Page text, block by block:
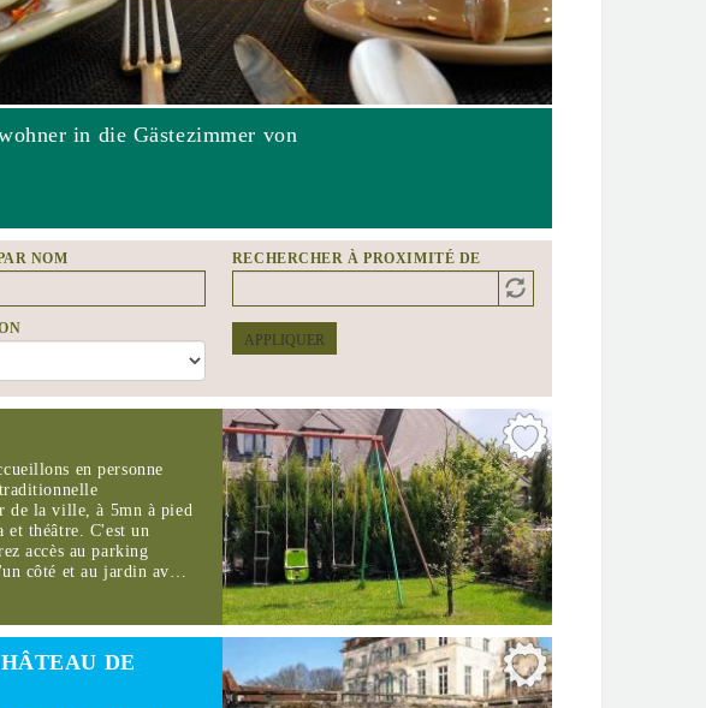
in die Gästezimmer von
NOM RECHERCHER À PROXIMITÉ DE
APPLIQUER
en personne
de la ville, à 5mn à pied
et théâtre. C'est un
accès au parking
côté et au jardin av…
DE